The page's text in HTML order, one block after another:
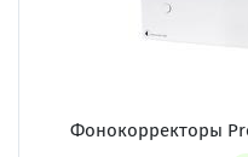
Фонокорректоры